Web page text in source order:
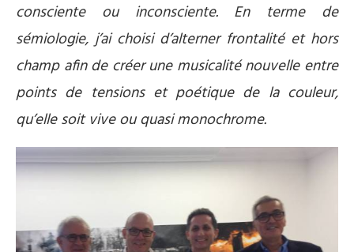
consciente ou inconsciente. En terme de
sémiologie, j’ai choisi d’alterner frontalité et hors
champ afin de créer une musicalité nouvelle entre
points de tensions et poétique de la couleur,
qu’elle soit vive ou quasi monochrome.